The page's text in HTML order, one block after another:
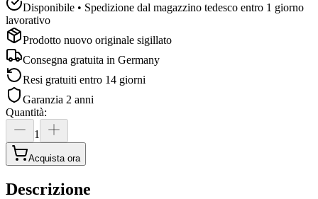
Disponibile • Spedizione dal magazzino tedesco entro 1 giorno
lavorativo
Prodotto nuovo originale sigillato
Consegna gratuita in Germany
Resi gratuiti entro 14 giorni
Garanzia 2 anni
Quantità:
1
Acquista ora
Descrizione